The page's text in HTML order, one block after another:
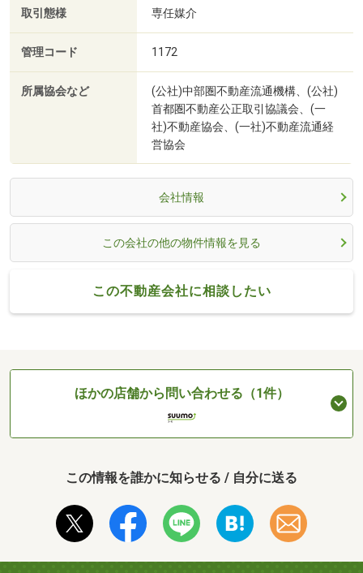
取引態様 専任媒介
管理コード 1172
所属協会など
(公社)中部圏不動産流通機構、(公社)
首都圏不動産公正取引協議会、(一
社)不動産協会、(一社)不動産流通経
営協会
会社情報
この会社の他の物件情報を見る
この不動産会社に相談したい
ほかの店舗から問い合わせる（1件）
この情報を誰かに知らせる / 自分に送る